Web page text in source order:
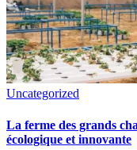
Uncategorized
La ferme des grands
écologique et innovante